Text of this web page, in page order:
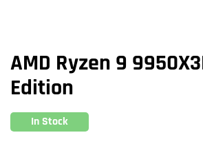
AMD Ryzen 9
Edition
In Stock